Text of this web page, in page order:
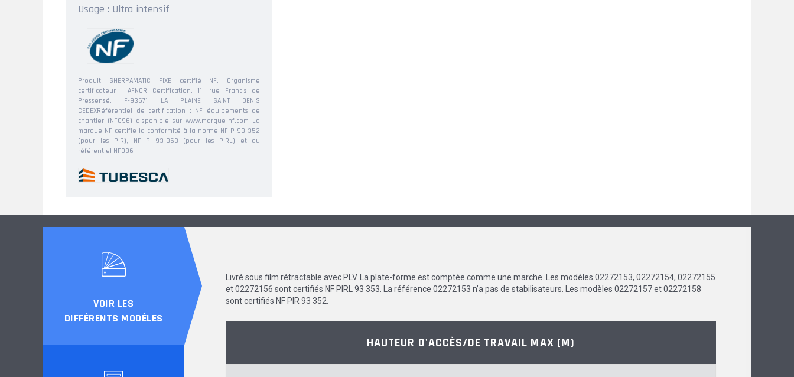
Usage : Ultra intensif
Produit SHERPAMATIC FIXE certifié NF. Organisme
certificateur : AFNOR Certification, 11, rue Francis de
Pressensé, F-93571 LA PLAINE SAINT DENIS
CEDEXRéférentiel de certification : NF équipements de
chantier (NF096) disponible sur www.marque-nf.com La
marque NF certifie la conformité à la norme NF P 93-352
(pour les PIR), NF P 93-353 (pour les PIRL) et au
référentiel NF096
VOIR LES
DIFFÉRENTS MODÈLES
Livré sous film rétractable avec PLV. La plate-forme est comptée comme une marche. Les modèles 02272153, 02272154, 02272155
et 02272156 sont certifiés NF PIRL 93 353. La référence 02272153 n’a pas de stabilisateurs. Les modèles 02272157 et 02272158
sont certifiés NF PIR 93 352.
HAUTEUR D'ACCÈS/DE TRAVAIL MAX (M)